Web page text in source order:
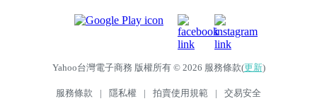
Yahoo台灣電子商務 版權所有 © 2026 服務條款(更新)
服務條款 | 隱私權 | 拍賣使用規範 | 交易安全